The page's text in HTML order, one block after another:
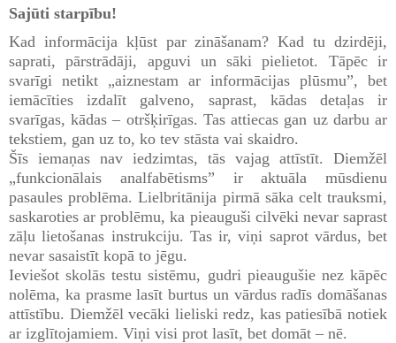
Sajūti starpību!
Kad informācija kļūst par zināšanam? Kad tu dzirdēji,
saprati, pārstrādāji, apguvi un sāki pielietot. Tāpēc ir
svarīgi netikt „aiznestam ar informācijas plūsmu”, bet
iemācīties izdalīt galveno, saprast, kādas detaļas ir
svarīgas, kādas – otršķirīgas. Tas attiecas gan uz darbu ar
tekstiem, gan uz to, ko tev stāsta vai skaidro.
Šīs iemaņas nav iedzimtas, tās vajag attīstīt. Diemžēl
„funkcionālais analfabētisms” ir aktuāla mūsdienu
pasaules problēma. Lielbritānija pirmā sāka celt trauksmi,
saskaroties ar problēmu, ka pieauguši cilvēki nevar saprast
zāļu lietošanas instrukciju. Tas ir, viņi saprot vārdus, bet
nevar sasaistīt kopā to jēgu.
Ieviešot skolās testu sistēmu, gudri pieaugušie nez kāpēc
nolēma, ka prasme lasīt burtus un vārdus radīs domāšanas
attīstību. Diemžēl vecāki lieliski redz, kas patiesībā notiek
ar izglītojamiem. Viņi visi prot lasīt, bet domāt – nē.